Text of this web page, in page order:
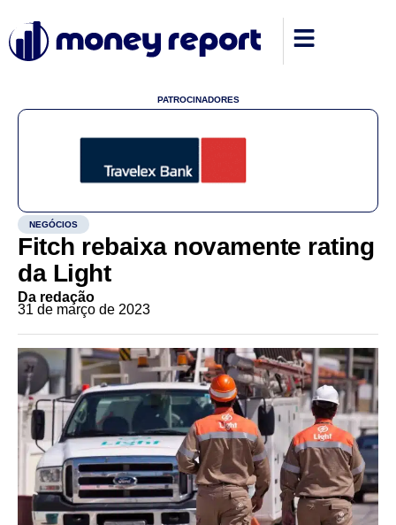
PATROCINADORES
NEGÓCIOS
Fitch rebaixa novamente rating
da Light
Da redação
31 de março de 2023